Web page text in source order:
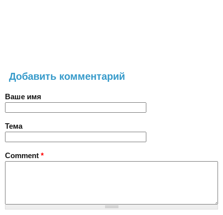
Добавить комментарий
Ваше имя
Тема
Comment *